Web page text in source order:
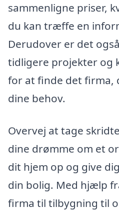
sammenligne priser,
du kan træffe en
Derudover er det
tidligere projekter og
for at finde det firma,
dine behov.
Overvej at tage
dine drømme om et
dit hjem op og give
din bolig. Med hjælp
firma til tilbygning til